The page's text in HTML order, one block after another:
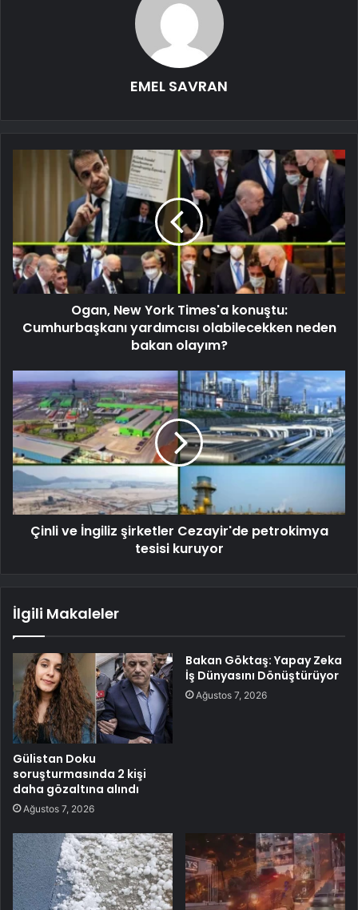
EMEL SAVRAN
Ogan, New York Times'a konuştu:
Cumhurbaşkanı yardımcısı olabilecekken neden
bakan olayım?
Çinli ve İngiliz şirketler Cezayir'de petrokimya
tesisi kuruyor
İlgili Makaleler
Gülistan Doku
soruşturmasında 2 kişi
daha gözaltına alındı
Ağustos 7, 2026
Bakan Göktaş: Yapay Zeka
İş Dünyasını Dönüştürüyor
Ağustos 7, 2026